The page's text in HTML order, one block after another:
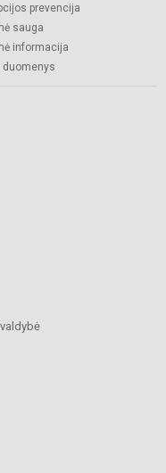
prevencija
sauga
informacija
duomenys